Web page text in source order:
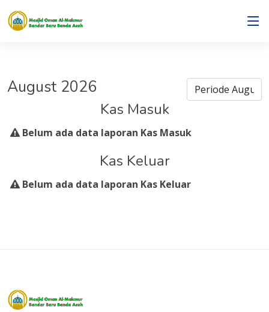
August 2026
Kas Masuk
Belum ada data laporan Kas Masuk
Kas Keluar
Belum ada data laporan Kas Keluar